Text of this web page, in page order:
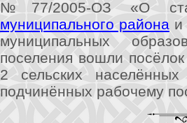
№77/2005-ОЗ «О
муниципального районаи
муниципальных
поселения вошли
2 сельских
подчинённых рабочему